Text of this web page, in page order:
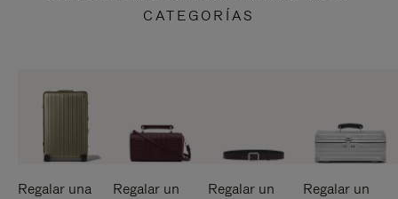
CATEGORÍAS
Regalar una
Regalar un
Regalar un
Regalar un